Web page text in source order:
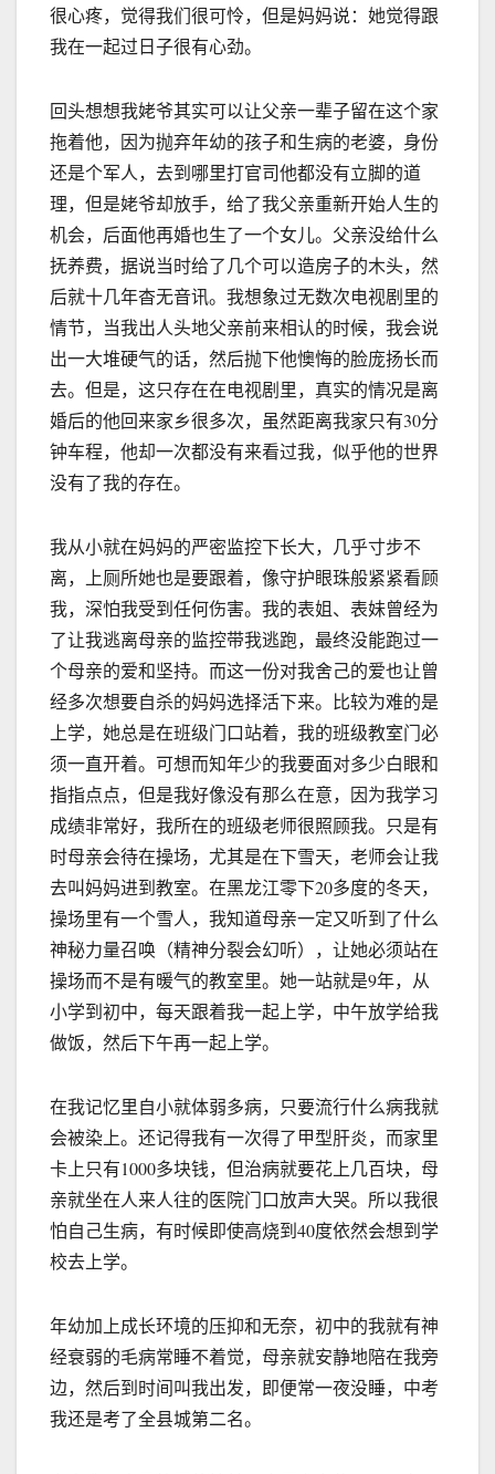
很心疼，觉得我们很可怜，但是妈妈说：她觉得跟
我在一起过日子很有心劲。
回头想想我姥爷其实可以让父亲一辈子留在这个家
拖着他，因为抛弃年幼的孩子和生病的老婆，身份
还是个军人，去到哪里打官司他都没有立脚的道
理，但是姥爷却放手，给了我父亲重新开始人生的
机会，后面他再婚也生了一个女儿。父亲没给什么
抚养费，据说当时给了几个可以造房子的木头，然
后就十几年杳无音讯。我想象过无数次电视剧里的
情节，当我出人头地父亲前来相认的时候，我会说
出一大堆硬气的话，然后抛下他懊悔的脸庞扬长而
去。但是，这只存在在电视剧里，真实的情况是离
婚后的他回来家乡很多次，虽然距离我家只有30分
钟车程，他却一次都没有来看过我，似乎他的世界
没有了我的存在。
我从小就在妈妈的严密监控下长大，几乎寸步不
离，上厕所她也是要跟着，像守护眼珠般紧紧看顾
我，深怕我受到任何伤害。我的表姐、表妹曾经为
了让我逃离母亲的监控带我逃跑，最终没能跑过一
个母亲的爱和坚持。而这一份对我舍己的爱也让曾
经多次想要自杀的妈妈选择活下来。比较为难的是
上学，她总是在班级门口站着，我的班级教室门必
须一直开着。可想而知年少的我要面对多少白眼和
指指点点，但是我好像没有那么在意，因为我学习
成绩非常好，我所在的班级老师很照顾我。只是有
时母亲会待在操场，尤其是在下雪天，老师会让我
去叫妈妈进到教室。在黑龙江零下20多度的冬天，
操场里有一个雪人，我知道母亲一定又听到了什么
神秘力量召唤（精神分裂会幻听），让她必须站在
操场而不是有暖气的教室里。她一站就是9年，从
小学到初中，每天跟着我一起上学，中午放学给我
做饭，然后下午再一起上学。
在我记忆里自小就体弱多病，只要流行什么病我就
会被染上。还记得我有一次得了甲型肝炎，而家里
卡上只有1000多块钱，但治病就要花上几百块，母
亲就坐在人来人往的医院门口放声大哭。所以我很
怕自己生病，有时候即使高烧到40度依然会想到学
校去上学。
年幼加上成长环境的压抑和无奈，初中的我就有神
经衰弱的毛病常睡不着觉，母亲就安静地陪在我旁
边，然后到时间叫我出发，即便常一夜没睡，中考
我还是考了全县城第二名。